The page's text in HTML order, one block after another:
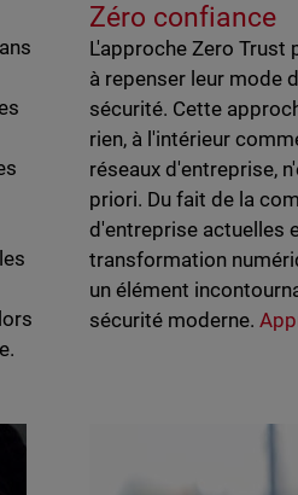
Zéro confiance
L'approche Zero
à repenser leur mode
sécurité. Cette
rien, à l'intérieur
réseaux d'entreprise,
priori. Du fait de la
d'entreprise actuelles
transformation
un élément
sécurité moderne.